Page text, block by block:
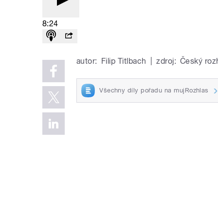
8:24
autor: Filip Titlbach zdroj: Český
Všechny díly pořadu na mujRozhlas